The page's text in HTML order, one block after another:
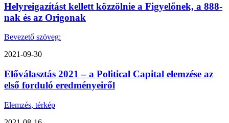
Helyreigazítást kellett közzölnie a Figyelőnek, a 888-
nak és az Origonak
Bevezető szöveg:
2021-09-30
Előválasztás 2021 – a Political Capital elemzése az
első forduló eredményeiről
Elemzés, térkép